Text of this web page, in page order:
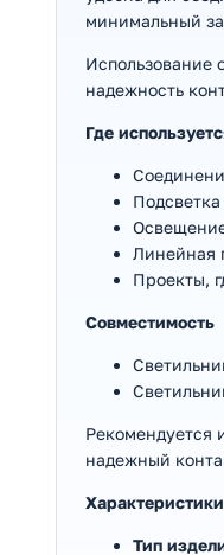
минимальный
Использование
надежность
Где
Линейная
Проекты,
Совместимость
Рекомендуется
надежный
Характеристики
Тип